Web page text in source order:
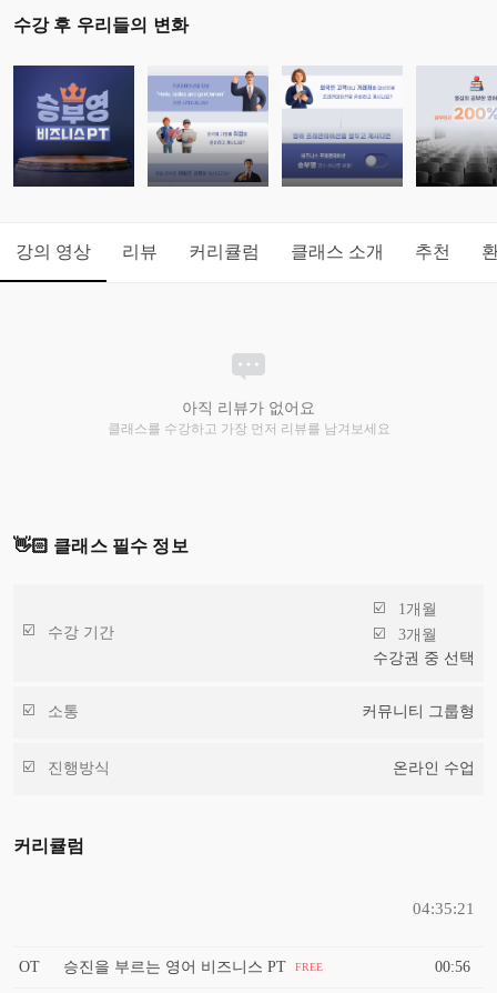
수강 후 우리들의 변화
강의 영상 리뷰 커리큘럼 클래스 소개 추천
아직 리뷰가 없어요
클래스를 수강하고 가장 먼저 리뷰를 남겨보세요
👋🏻 클래스 필수 정보
수강 기간
1개월
3개월
수강권 중 선택
소통 커뮤니티 그룹형
진행방식 온라인 수업
커리큘럼
04:35:21
OT 승진을 부르는 영어 비즈니스 PT FREE 00:56